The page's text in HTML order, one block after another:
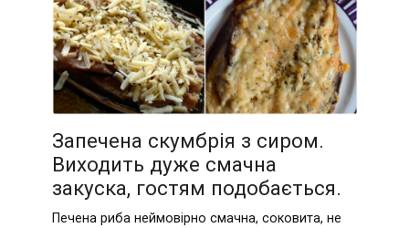
Запечена скумбрія з сиром.
Виходить дуже смачна
закуска, гостям подобається.
Печена риба неймовірно смачна, соковита, не